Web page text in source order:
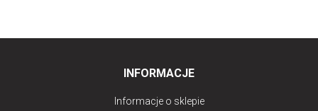
INFORMACJE
Informacje o sklepie